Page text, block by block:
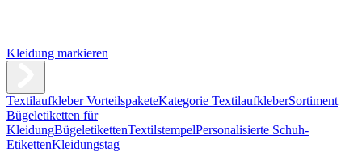
Kleidung markieren
Textilaufkleber VorteilspaketeKategorie TextilaufkleberSortiment
Bügeletiketten für
KleidungBügeletikettenTextilstempelPersonalisierte Schuh-
EtikettenKleidungstag